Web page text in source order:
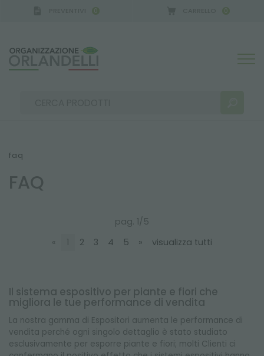
0 0
RISULTATI RICERCA:
ALTRI RISULTATI PER TE:
faq
FAQ
pag. 1/5
«
1 2 3 4 5 » visualizza tutti
Il sistema espositivo per piante e fiori che
migliora le tue performance di vendita
La nostra gamma di Espositori aumenta le performance di
vendita perché ogni singolo dettaglio è stato studiato
esclusivamente per esporre piante e fiori; molti Clienti ci